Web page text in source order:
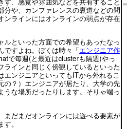
分や、カンファレンスの裏道などの問
ンラインにはオンラインの弱点が存在
ルといった方面での希望もあったなっ
ですよね。ぼくは時々「エンジニア作
で毎週(と最近はclusterも隔週)やっ
ラインと同じく傍観しているといった
エンジニアといってもITから外れるこ
の？）エンジニアが居たり、大学の先
うな場所だったりします。そりゃ端っ
まだまだオンラインには遊べる要素が
。